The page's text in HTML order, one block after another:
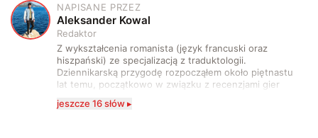
A
NAPISANE PRZEZ
Aleksander Kowal
Redaktor
Z wykształcenia romanista (język francuski oraz
hiszpański) ze specjalizacją z traduktologii.
Dziennikarską przygodę rozpocząłem około piętnastu
lat temu, początkowo w związku z recenzjami gier
zdecydowanie częściej na tematy związane z nauką
jeszcze 16 słów ▸